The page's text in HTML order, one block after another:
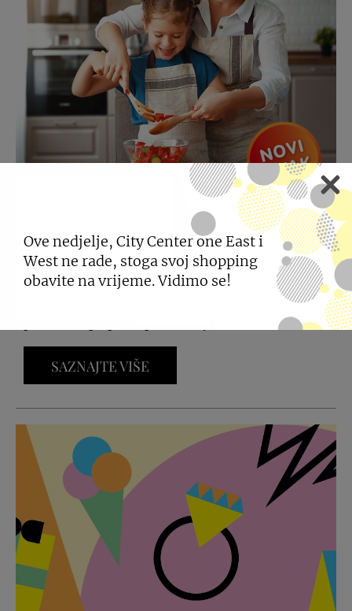
INTERSPAR KATALOG
INTERSPAR trgovina u City Centeru one za vas je
pripremila brojne prehrambene i neprehrambene
SAZNAJTE VIŠE
Ove nedjelje, City Center one East i
West ne rade, stoga svoj shopping
obavite na vrijeme. Vidimo se!